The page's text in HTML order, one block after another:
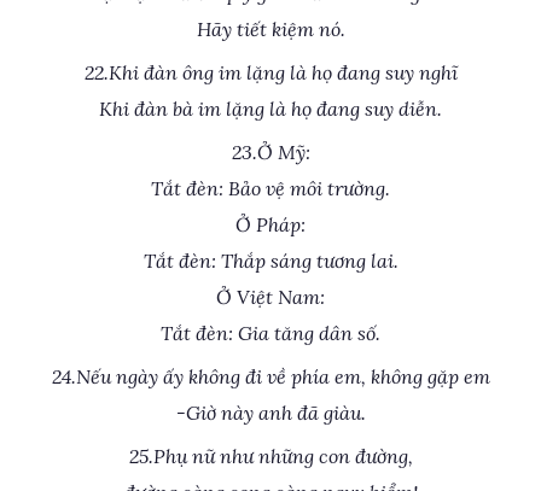
Hãy tiết kiệm nó.
22.Khi đàn ông im lặng là họ đang suy nghĩ
Khi đàn bà im lặng là họ đang suy diễn.
23.Ở Mỹ:
Tắt đèn: Bảo vệ môi trường.
Ở Pháp:
Tắt đèn: Thắp sáng tương lai.
Ở Việt Nam:
Tắt đèn: Gia tăng dân số.
24.Nếu ngày ấy không đi về phía em, không gặp em
-Giờ này anh đã giàu.
25.Phụ nữ như những con đường,